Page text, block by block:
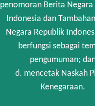
penomoran Berita Negara
Indonesia dan
Negara Republik
berfungsi sebagai
pengumuman;
d. mencetak Naskah
Kenegaraan.